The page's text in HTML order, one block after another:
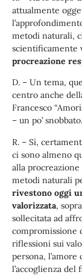
attualmente
metodi naturali,
scientificamente
procreazione
D. – Un tema,
centro anche
Francesco
– un po’
R. – Sì,
ci sono almeno
alla procreazione
metodi naturali
rivestono oggi
valorizzata,
sollecitata ad
compromissione
riflessioni sui
persona,
l’accoglienza